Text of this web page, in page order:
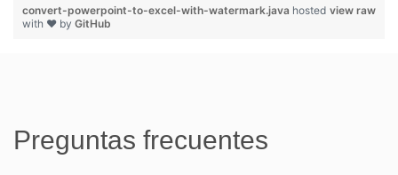
view raw
convert-powerpoint-to-excel-with-watermark.java hosted
with ❤ by GitHub
Preguntas frecuentes